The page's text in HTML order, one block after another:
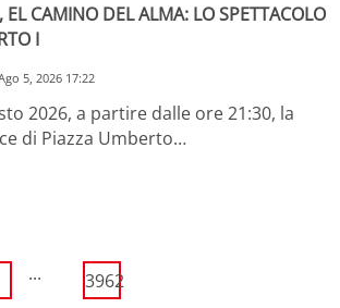
EL CAMINO DEL ALMA: LO SPETTACOLO
I
5, 2026 17:22
2026, a partire dalle ore 21:30, la
di Piazza Umberto…
... 3962